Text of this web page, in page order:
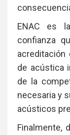
ENAC es
confianza
acreditación
de acústica
de la
necesaria y
acústicos
Finalmente,